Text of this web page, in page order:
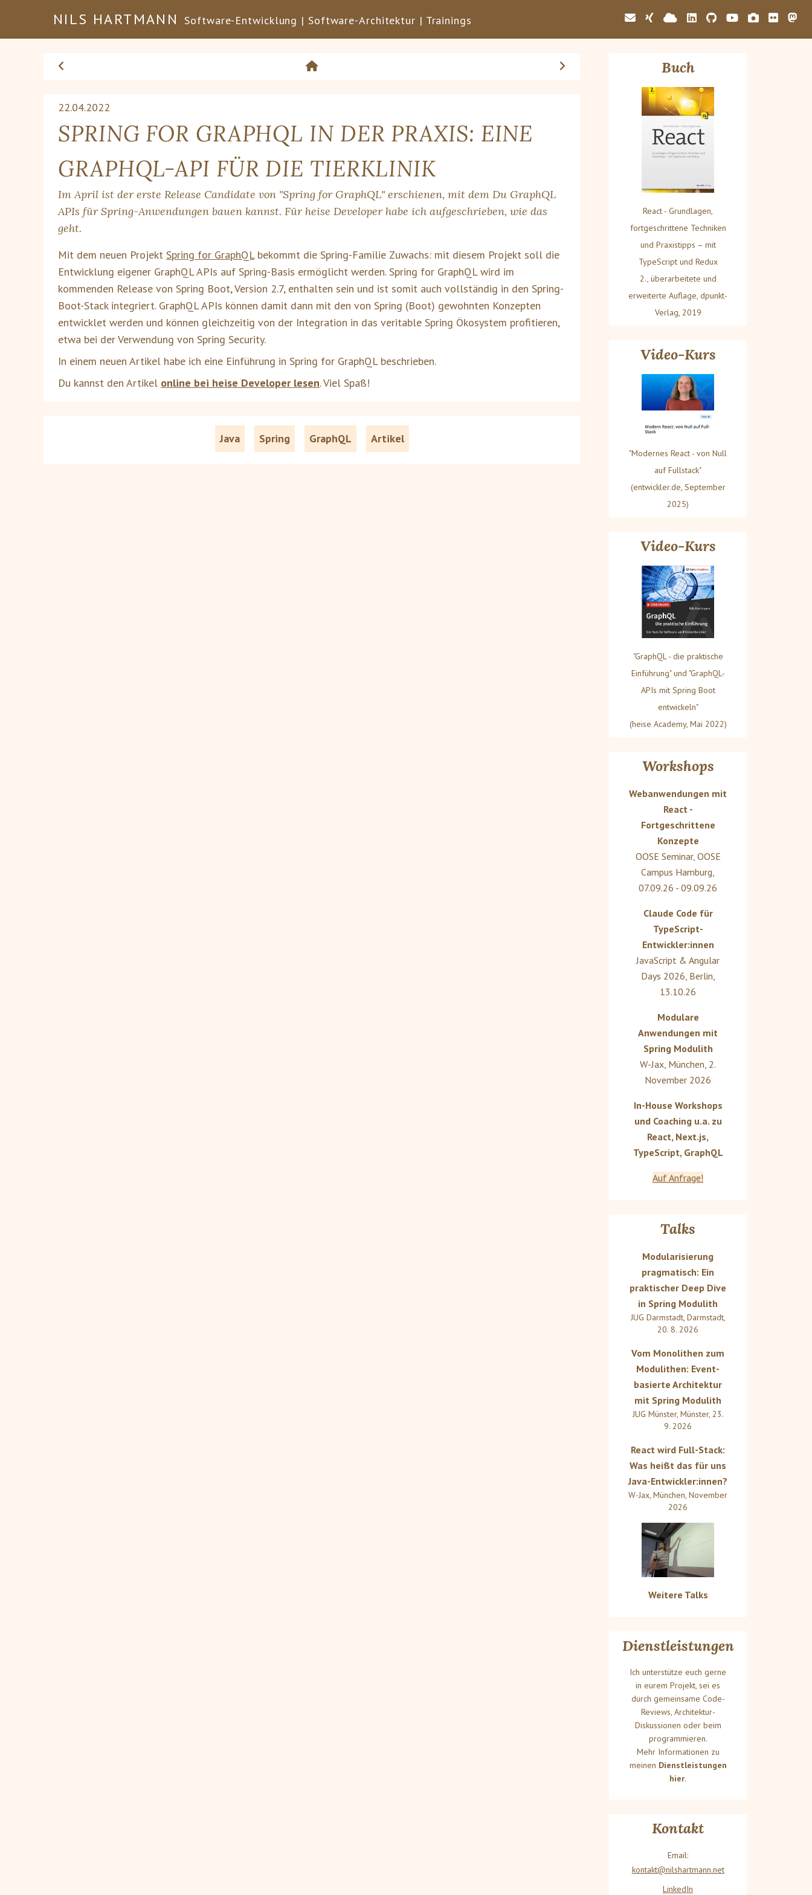
NILS HARTMANN Software-Entwicklung | Software-Architektur | Trainings
22.04.2022
SPRING FOR GRAPHQL IN DER PRAXIS: EINE
GRAPHQL-API FÜR DIE TIERKLINIK
Im April ist der erste Release Candidate von "Spring for GraphQL" erschienen, mit dem Du GraphQL
APIs für Spring-Anwendungen bauen kannst. Für heise Developer habe ich aufgeschrieben, wie das
geht.
Mit dem neuen Projekt Spring for GraphQLbekommt die Spring-Familie Zuwachs: mit diesem Projekt soll die
Entwicklung eigener GraphQL APIs auf Spring-Basis ermöglicht werden. Spring for GraphQL wird im
kommenden Release von Spring Boot, Version 2.7, enthalten sein und ist somit auch vollständig in den Spring-
Boot-Stack integriert. GraphQL APIs können damit dann mit den von Spring (Boot) gewohnten Konzepten
entwicklet werden und können gleichzeitig von der Integration in das veritable Spring Ökosystem profitieren,
etwa bei der Verwendung von Spring Security.
In einem neuen Artikel habe ich eine Einführung in Spring for GraphQL beschrieben.
Du kannst den Artikel online bei heise Developer lesen. Viel Spaß!
Java Spring GraphQL Artikel
Buch
React - Grundlagen,
fortgeschrittene Techniken
und Praxistipps – mit
TypeScript und Redux
2., überarbeitete und
erweiterte Auflage, dpunkt-
Verlag, 2019
Video-Kurs
"Modernes React - von Null
auf Fullstack"
(entwickler.de, September
2025)
Video-Kurs
"GraphQL - die praktische
Einführung" und "GraphQL-
APIs mit Spring Boot
entwickeln"
(heise Academy, Mai 2022)
Workshops
Webanwendungen mit
React -
Fortgeschrittene
Konzepte
OOSE Seminar, OOSE
Campus Hamburg
07.09.26 - 09.09.26
Claude Code für
TypeScript-
Entwickler:innen
JavaScript & Angular
Days 2026 Berlin
13.10.26
Modulare
Anwendungen mit
Spring Modulith
W-Jax München 2.
November 2026
In-House Workshops
und Coaching u.a. zu
React, Next.js,
TypeScript, GraphQL
Auf Anfrage!
Talks
Modularisierung
pragmatisch: Ein
praktischer Deep Dive
in Spring Modulith
JUG Darmstadt, Darmstadt,
20. 8. 2026
Vom Monolithen zum
Modulithen: Event-
basierte Architektur
mit Spring Modulith
JUG Münster, Münster, 23.
9. 2026
React wird Full-Stack:
Was heißt das für uns
Java-Entwickler:innen?
W-Jax, München, November
2026
Weitere Talks
Dienstleistungen
Ich unterstütze euch gerne
in eurem Projekt, sei es
durch gemeinsame Code-
Reviews, Architektur-
Diskussionen oder beim
programmieren.
Mehr Informationen zu
meinen Dienstleistungen
hier.
Kontakt
Email:
kontakt@nilshartmann.net
LinkedIn